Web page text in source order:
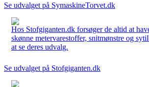
Se udvalget på SymaskineTorvet.dk
Hos Stofgiganten.dk forsøger de altid at
skønne metervarestoffer, snitmønstre og
at se deres udvalg.
Se udvalget på Stofgiganten.dk